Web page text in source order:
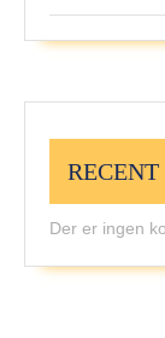
Der er ingen